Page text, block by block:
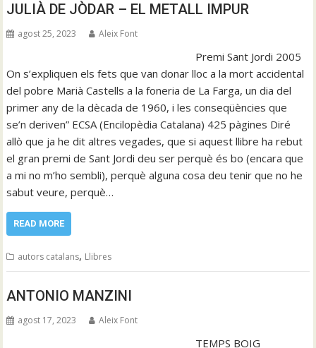
JULIÀ DE JÒDAR – EL METALL IMPUR
agost 25, 2023 Aleix Font
Premi Sant Jordi 2005
On s’expliquen els fets que van donar lloc a la mort accidental
del pobre Marià Castells a la foneria de La Farga, un dia del
primer any de la dècada de 1960, i les conseqüències que
se’n deriven” ECSA (Encilopèdia Catalana) 425 pàgines Diré
allò que ja he dit altres vegades, que si aquest llibre ha rebut
el gran premi de Sant Jordi deu ser perquè és bo (encara que
a mi no m’ho sembli), perquè alguna cosa deu tenir que no he
sabut veure, perquè…
READ MORE
autors catalans, Llibres
ANTONIO MANZINI
agost 17, 2023 Aleix Font
TEMPS BOIG